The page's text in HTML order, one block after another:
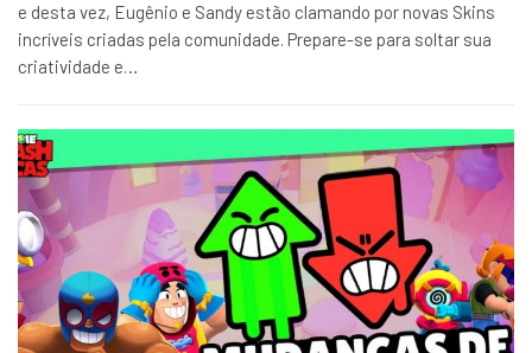
e desta vez, Eugênio e Sandy estão clamando por novas Skins
incríveis criadas pela comunidade. Prepare-se para soltar sua
criatividade e…